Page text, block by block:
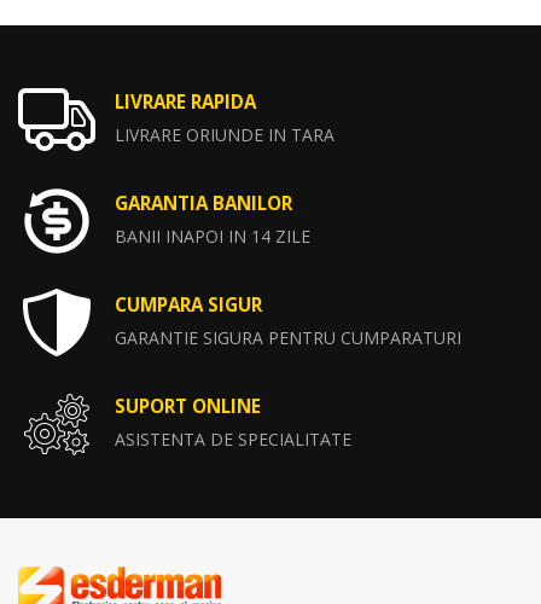
LIVRARE RAPIDA
LIVRARE ORIUNDE IN TARA
GARANTIA BANILOR
BANII INAPOI IN 14 ZILE
CUMPARA SIGUR
GARANTIE SIGURA PENTRU CUMPARATURI
SUPORT ONLINE
ASISTENTA DE SPECIALITATE